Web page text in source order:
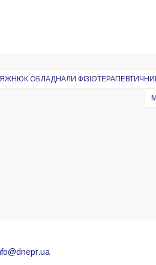
ОБЛАДНАЛИ